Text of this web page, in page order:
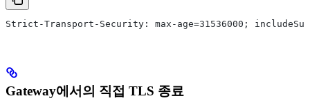
Strict-Transport-Security: max-age=31536000;
Gateway에서의 직접 TLS 종료